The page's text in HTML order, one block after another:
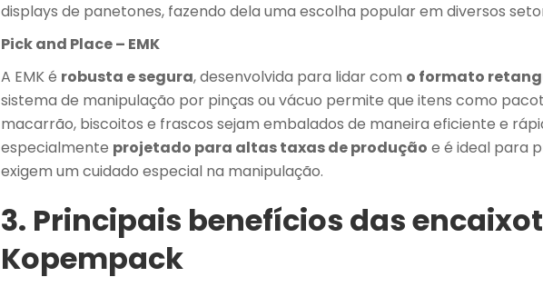
displays de panetones, fazendo dela uma escolha popular em diversos
Pick and Place – EMK
A EMK é robusta e segura, desenvolvida para lidar com o formato
sistema de manipulação por pinças ou vácuo permite que itens como
macarrão, biscoitos e frascos sejam embalados de maneira eficiente e
especialmente projetado para altas taxas de produção e é ideal para
exigem um cuidado especial na manipulação.
3. Principais benefícios das
Kopempack